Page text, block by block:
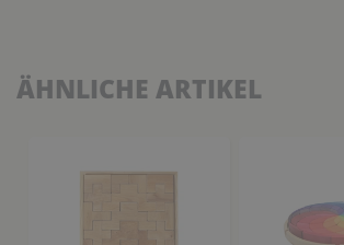
ÄHNLICHE ARTIKEL